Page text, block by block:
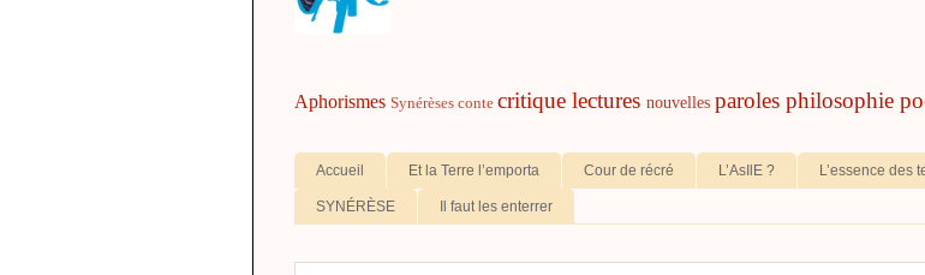
Aphorismes Synérèses conte critique lectures nouvelles paroles philosophie
Accueil Et la Terre l’emporta Cour de récré L’AsIlE ? L’essence des
SYNÉRÈSE Il faut les enterrer